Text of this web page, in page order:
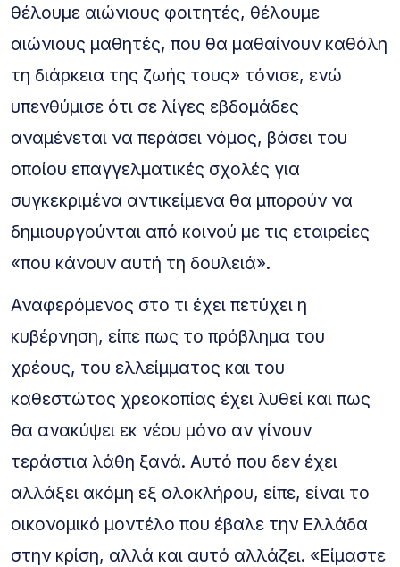
θέλουμε αιώνιους φοιτητές, θέλουμε
αιώνιους μαθητές, που θα μαθαίνουν καθόλη
τη διάρκεια της ζωής τους» τόνισε, ενώ
υπενθύμισε ότι σε λίγες εβδομάδες
αναμένεται να περάσει νόμος, βάσει του
οποίου επαγγελματικές σχολές για
συγκεκριμένα αντικείμενα θα μπορούν να
δημιουργούνται από κοινού με τις εταιρείες
«που κάνουν αυτή τη δουλειά».
Αναφερόμενος στο τι έχει πετύχει η
κυβέρνηση, είπε πως το πρόβλημα του
χρέους, του ελλείμματος και του
καθεστώτος χρεοκοπίας έχει λυθεί και πως
θα ανακύψει εκ νέου μόνο αν γίνουν
τεράστια λάθη ξανά. Αυτό που δεν έχει
αλλάξει ακόμη εξ ολοκλήρου, είπε, είναι το
οικονομικό μοντέλο που έβαλε την Ελλάδα
στην κρίση, αλλά και αυτό αλλάζει. «Είμαστε